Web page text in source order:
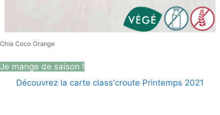
Chia Coco Orange
Je mange de saison !
Découvrez la carte class'croute Printemps 2021